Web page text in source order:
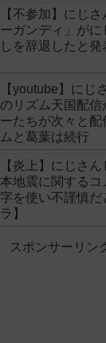
【不参加】にじ
ーガンディ」が
しを辞退したと発
【youtube】にじ
のリズム天国配
ーたちが次々と
ムと葛葉は続行
【炎上】にじさ
本地震に関する
字を使い不謹慎
ラ】
スポンサーリン